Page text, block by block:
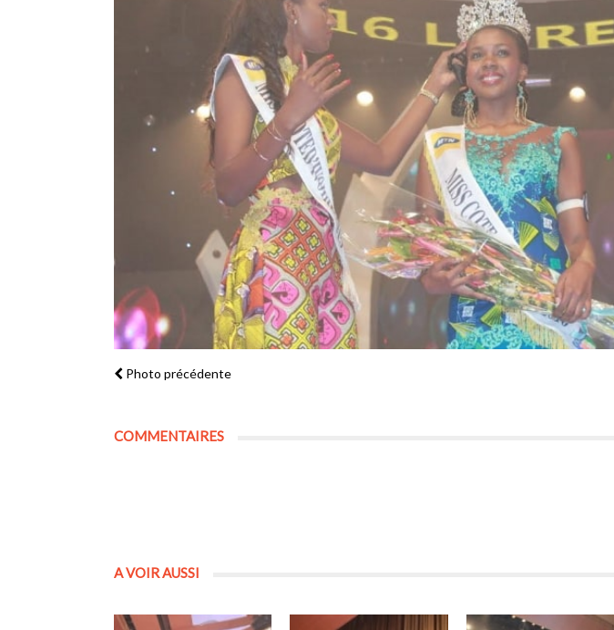
Photo précédente
COMMENTAIRES
A VOIR AUSSI